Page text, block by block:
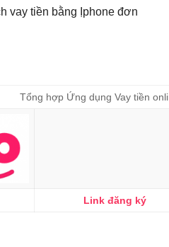
vay tiền bằng Ịphone đơn
Tổng hợp Ứng dụng Vay tiền
Link đăng ký